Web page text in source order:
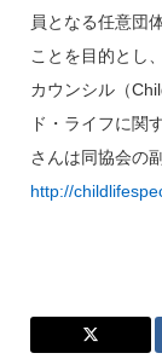
員となる任意団
ことを目的とし
カウンシル（
ド・ライフに関
さんは同協会の
http://